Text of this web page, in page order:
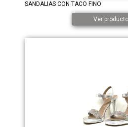
SANDALIAS CON TACO FINO
Ver producto